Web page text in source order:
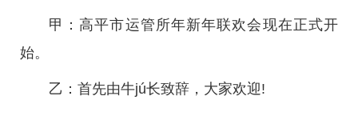
甲：高平市运管所年新年联欢会现在正式开
始。
乙：首先由牛jú长致辞，大家欢迎!